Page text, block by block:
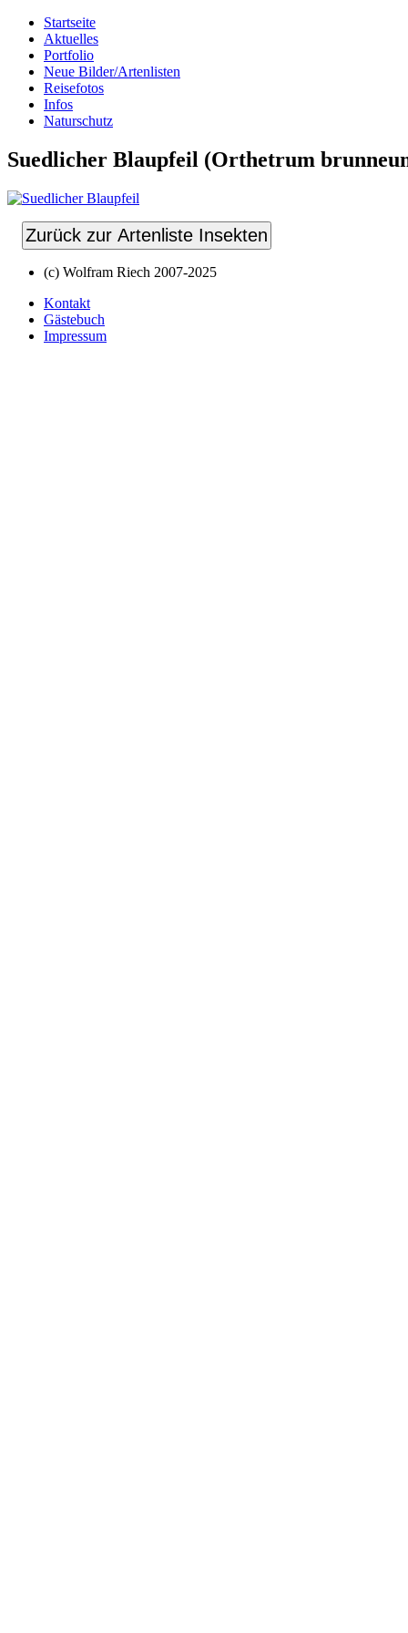
Startseite
Aktuelles
Portfolio
Neue Bilder/Artenlisten
Reisefotos
Infos
Naturschutz
Suedlicher Blaupfeil (Orthetrum
Zurück zur Artenliste Insekten
(c) Wolfram Riech 2007-2025
Kontakt
Gästebuch
Impressum